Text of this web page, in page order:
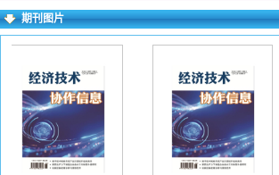
期刊图片